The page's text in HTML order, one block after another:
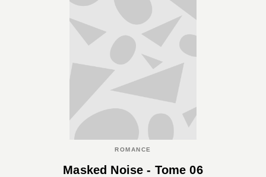
ROMANCE
Masked Noise - Tome 06